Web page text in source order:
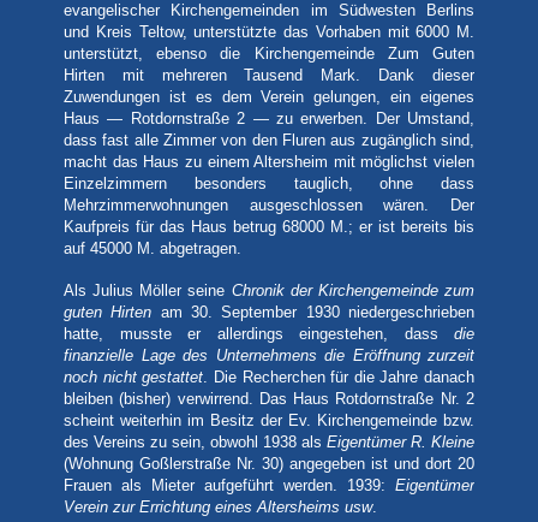
evangelischer Kirchengemeinden im Südwesten Berlins
und Kreis Teltow, unterstützte das Vorhaben mit 6000 M.
unterstützt, ebenso die Kirchengemeinde Zum Guten
Hirten mit mehreren Tausend Mark. Dank dieser
Zuwendungen ist es dem Verein gelungen, ein eigenes
Haus — Rotdornstraße 2 — zu erwerben. Der Umstand,
dass fast alle Zimmer von den Fluren aus zugänglich sind,
macht das Haus zu einem Altersheim mit möglichst vielen
Einzelzimmern besonders tauglich, ohne dass
Mehrzimmerwohnungen ausgeschlossen wären. Der
Kaufpreis für das Haus betrug 68000 M.; er ist bereits bis
auf 45000 M. abgetragen.
Als Julius Möller seine Chronik der Kirchengemeinde zum
guten Hirten am 30. September 1930 niedergeschrieben
hatte, musste er allerdings eingestehen, dass die
finanzielle Lage des Unternehmens die Eröffnung zurzeit
noch nicht gestattet. Die Recherchen für die Jahre danach
bleiben (bisher) verwirrend. Das Haus Rotdornstraße Nr. 2
scheint weiterhin im Besitz der Ev. Kirchengemeinde bzw.
des Vereins zu sein, obwohl 1938 als Eigentümer R. Kleine
(Wohnung Goßlerstraße Nr. 30) angegeben ist und dort 20
Frauen als Mieter aufgeführt werden. 1939: Eigentümer
Verein zur Errichtung eines Altersheims usw.